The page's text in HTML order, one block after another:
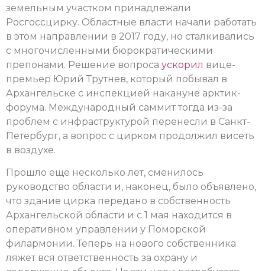
земельным участком принадлежали
Росгоссцирку. Областные власти начали работать
в этом направлении в 2017 году, но сталкивались
с многочисленными бюрократическими
препонами. Решение вопроса ускорил вице-
премьер Юрий Трутнев, который побывал в
Архангельске с инспекцией накануне арктик-
форума. Международный саммит тогда из-за
проблем с инфраструктурой перенесли в Санкт-
Петербург, а вопрос с цирком продолжил висеть
в воздухе.
Прошло ещё несколько лет, сменилось
руководство области и, наконец, было объявлено,
что здание цирка передано в собственность
Архангельской области и с 1 мая находится в
оперативном управлении у Поморской
филармонии. Теперь на нового собственника
ляжет вся ответственность за охрану и